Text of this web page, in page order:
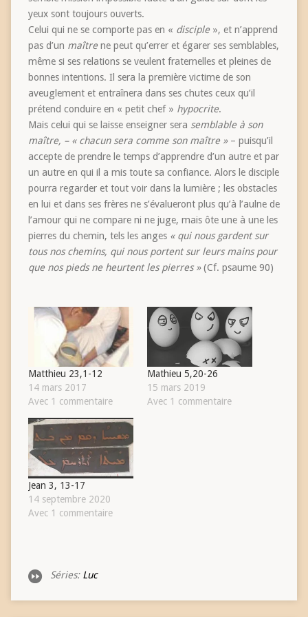
yeux sont toujours ouverts.
Celui qui ne se comporte pas en « disciple», et n’apprend
pas d’un maîtrene peut qu’errer et égarer ses semblables,
même si ses relations se veulent fraternelles et pleines de
bonnes intentions. Il sera la première victime de son
aveuglement et entraînera dans ses chutes ceux qu’il
prétend conduire en « petit chef » hypocrite.
Mais celui qui se laisse enseigner sera semblable à son
maître, – « chacun sera comme son maître »– puisqu’il
accepte de prendre le temps d’apprendre d’un autre et par
un autre en qui il a mis toute sa confiance. Alors le disciple
pourra regarder et tout voir dans la lumière ; les obstacles
en lui et dans ses frères ne s’évalueront plus qu’à l’aulne de
l’amour qui ne compare ni ne juge, mais ôte une à une les
pierres du chemin, tels les anges « qui nous gardent sur
tous nos chemins, qui nous portent sur leurs mains pour
que nos pieds ne heurtent les pierres »(Cf. psaume 90)
Matthieu 23,1-12
14 mars 2017
Avec 1 commentaire
Mathieu 5,20-26
15 mars 2019
Avec 1 commentaire
Jean 3, 13-17
14 septembre 2020
Avec 1 commentaire
Séries: Luc